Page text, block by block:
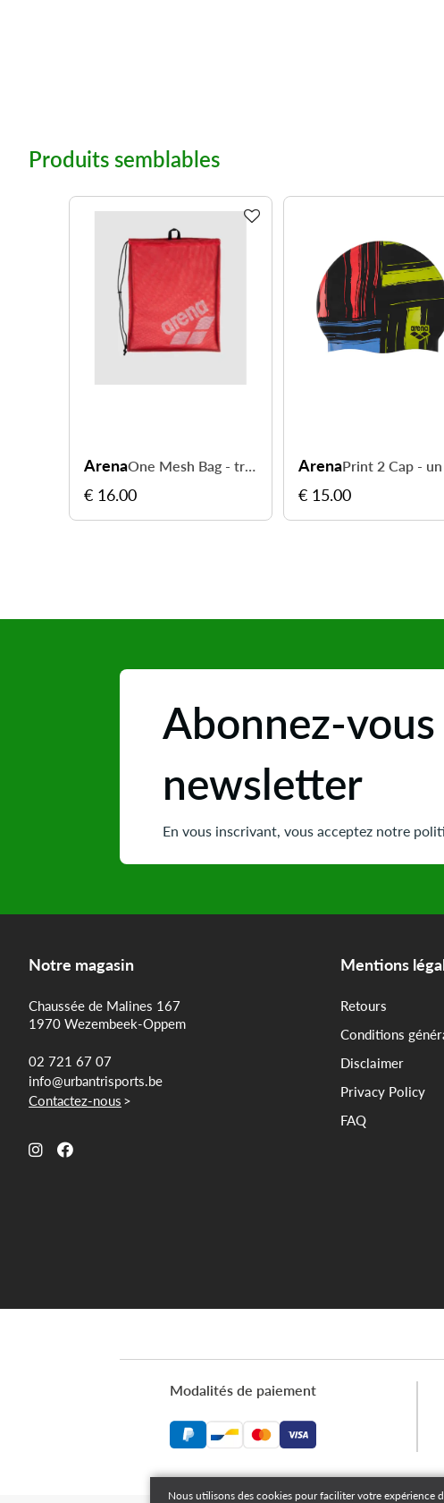
Produits semblables
Arena One Mesh Bag - transportez votre équipement de natation
€ 16.00
Arena
€ 15.00
Abonnez-
newsletter
En vous inscrivant, vous acceptez notre
Notre magasin
Chaussée de Malines 167
1970 Wezembeek-Oppem
02 721 67 07
info@urbantrisports.be
Contactez-nous>
Mentions
Retours
Conditions
Disclaimer
Privacy Policy
FAQ
Modalités de paiement
Nous utilisons des cookies pour faciliter votre expérience